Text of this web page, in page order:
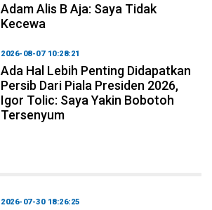
Adam Alis B Aja: Saya Tidak
Kecewa
2026-08-07 10:28:21
Ada Hal Lebih Penting Didapatkan
Persib Dari Piala Presiden 2026,
Igor Tolic: Saya Yakin Bobotoh
Tersenyum
2026-07-30 18:26:25